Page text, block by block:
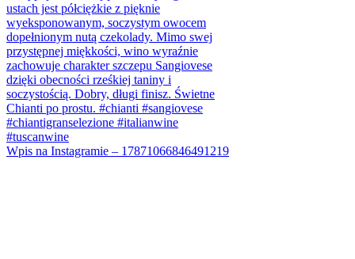
Wpis na Instagramie – 17871066846491219